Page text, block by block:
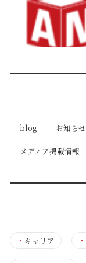
blog お知らせ
メディア掲載情報
・ キャリア ・